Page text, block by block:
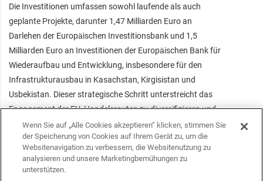
Die Investitionen umfassen sowohl laufende als auch
geplante Projekte, darunter 1,47 Milliarden Euro an
Darlehen der Europäischen Investitionsbank und 1,5
Milliarden Euro an Investitionen der Europäischen Bank für
Wiederaufbau und Entwicklung, insbesondere für den
Infrastrukturausbau in Kasachstan, Kirgisistan und
Usbekistan. Dieser strategische Schritt unterstreicht das
Engagement der EU, Handelsrouten zu diversifizieren und
die Abhängigkeit von traditionellen Korridoren durch
Russland zu verringern.
Für Deutschland, Europas größte Volkswirtschaft und einer
der weltweit führenden Exporteure, ist der Zugang zu den
Wenn Sie auf „Alle Cookies akzeptieren“ klicken, stimmen Sie
der Speicherung von Cookies auf Ihrem Gerät zu, um die
Websitenavigation zu verbessern, die Websitenutzung zu
analysieren und unsere Marketingbemühungen zu
unterstützen.